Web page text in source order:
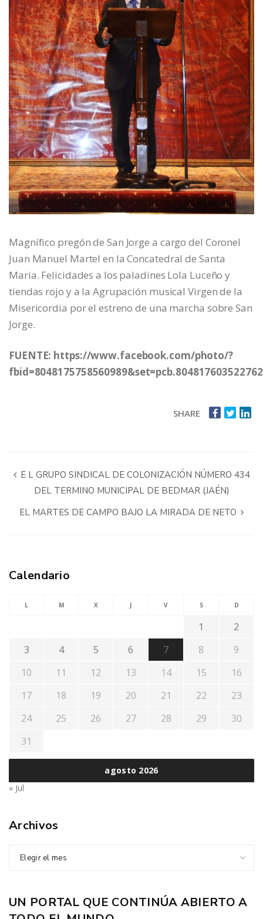
Magnífico pregón de San Jorge a cargo del Coronel
Juan Manuel Martel en la Concatedral de Santa
Maria. Felicidades a los paladines Lola Luceño y
tiendas rojo y a la Agrupación musical Virgen de la
Misericordia por el estreno de una marcha sobre San
Jorge.
FUENTE: https://www.facebook.com/photo/?
SHARE
E L GRUPO SINDICAL DE COLONIZACIÓN NÚMERO 434
DEL TERMINO MUNICIPAL DE BEDMAR (JAÉN)
EL MARTES DE CAMPO BAJO LA MIRADA DE NETO
Calendario
agosto 2026
L M X J V S D
1
2
3
4 5 6 7 8
9
10
11 12 13 14 15
16
17
18 19 20 21 22
23
24
25 26 27 28 29
30
31
« Jul
Archivos
Elegir el mes
UN PORTAL QUE CONTINÚA ABIERTO A